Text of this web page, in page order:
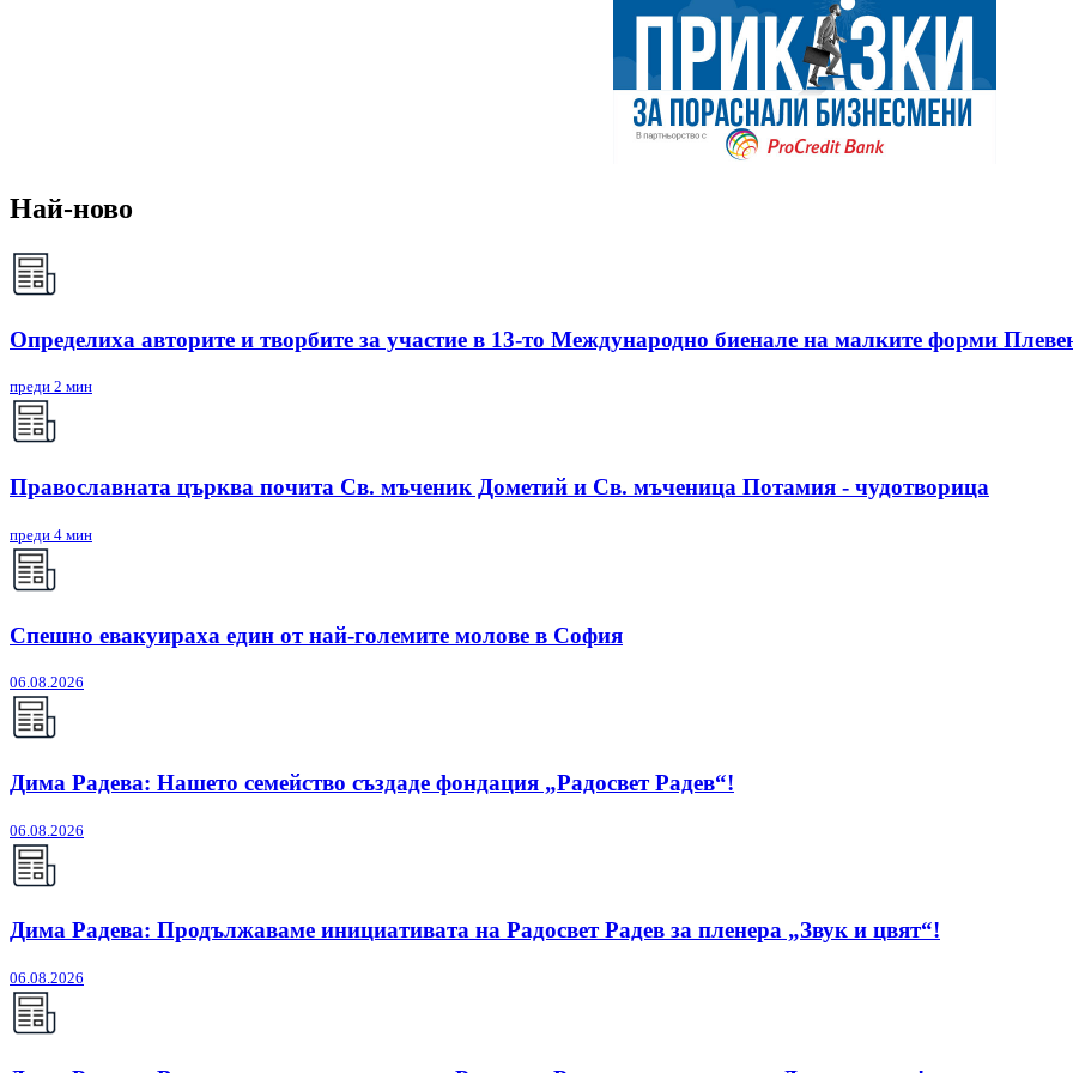
Най-ново
Определиха авторите и творбите за участие в 13-то Международно биенале на малките форми
преди 2 мин
Православната църква почита Св. мъченик Дометий и Св. мъченица Потамия - чудотворица
преди 4 мин
Спешно евакуираха един от най-големите молове в София
06.08.2026
Дима Радева: Нашето семейство създаде фондация „Радосвет Радев“!
06.08.2026
Дима Радева: Продължаваме инициативата на Радосвет Радев за пленера „Звук и цвят“!
06.08.2026